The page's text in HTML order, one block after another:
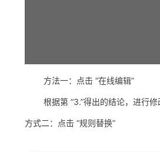
​ 方法一：点击 “在线编辑”
根据第 “3.”得出的结论，进行修
方式二：点击 “规则替换”